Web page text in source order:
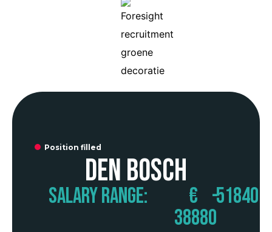
Position filled
Den Bosch
Salary range:
€
38880
-51840